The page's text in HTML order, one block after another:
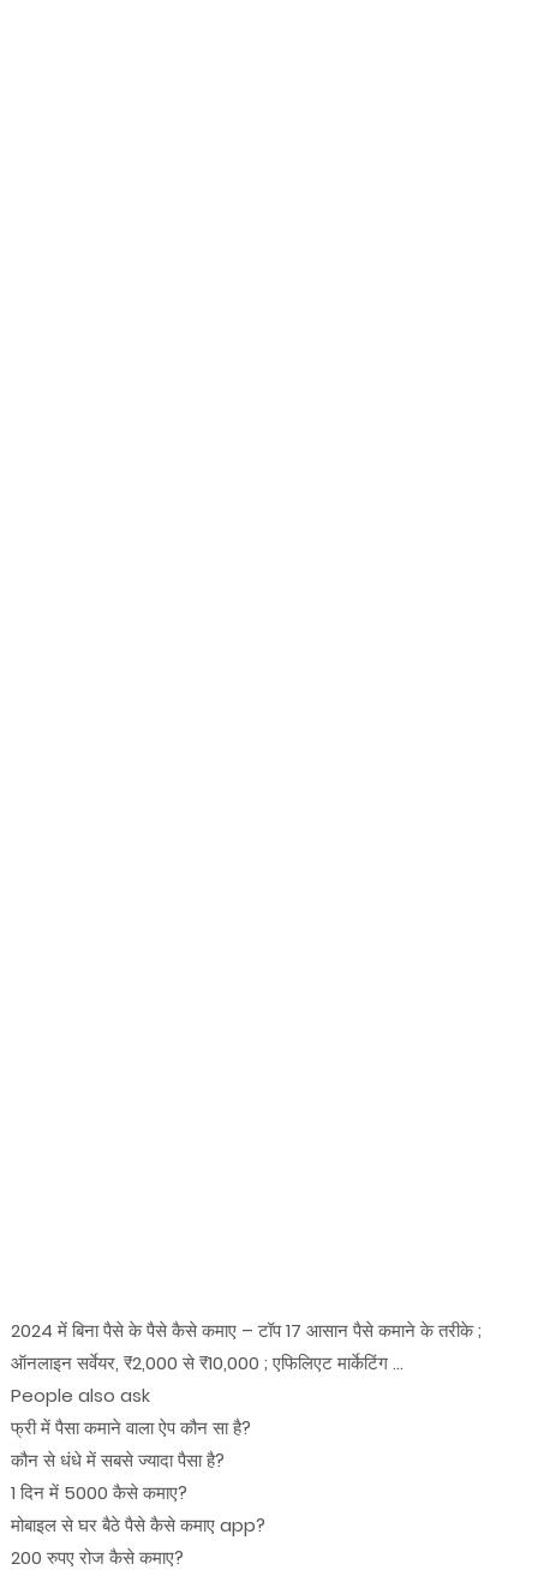
2024 में बिना पैसे के पैसे कैसे कमाए – टॉप 17 आसान पैसे कमाने के तरीके ;
ऑनलाइन सर्वेयर, ₹2,000 से ₹10,000 ; एफिलिएट मार्केटिंग ...
People also ask
फ्री में पैसा कमाने वाला ऐप कौन सा है?
कौन से धंधे में सबसे ज्यादा पैसा है?
1 दिन में 5000 कैसे कमाए?
मोबाइल से घर बैठे पैसे कैसे कमाए app?
200 रुपए रोज कैसे कमाए?